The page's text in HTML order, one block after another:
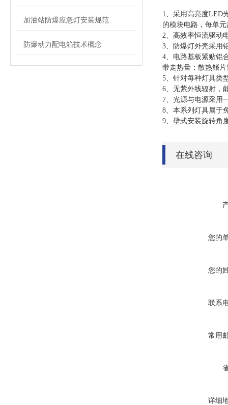
加油站防爆应急灯安装规范
防爆动力配电箱技术概念
1、采用高亮度LED
的模块电路，每单
2、高效率恒流驱动
3、防爆灯外壳采用
4、电路基板紧贴铝
带走热量；散热鳍
5、针对每种灯具类
6、无紫外线辐射，
7、光源与电源采用
8、本系列灯具属于
9、壁式安装旋转角
在线咨询
您的
您的
联系
常用
详细